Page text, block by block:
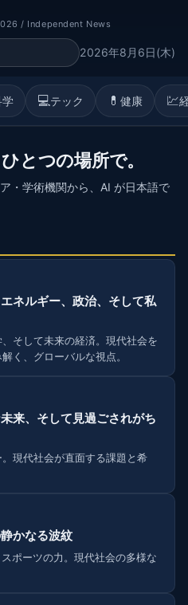
/ Independent News
2026年8月6日(木)
学 💻テック 💊 健康 💹
とつの場所で。
・学術機関から、AI が日本語で
ネルギー、政治、そして私
そして未来の経済。現代社会を
く、グローバルな視点。
来、そして見過ごされがち
現代社会が直面する課題と希
かなる波紋
ポーツの力。現代社会の多様な